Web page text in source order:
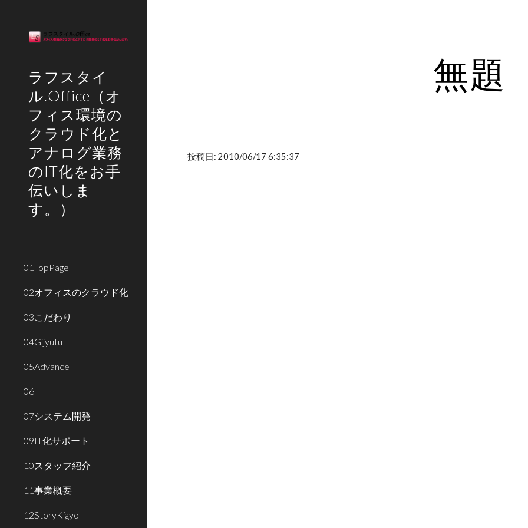
ラフスタイ
ル.Office（オ
フィス環境の
クラウド化と
アナログ業務
のIT化をお手
伝いしま
す。）
01TopPage
02オフィスのクラウド化
03こだわり
04Gijyutu
05Advance
06
07システム開発
09IT化サポート
10スタッフ紹介
11事業概要
12StoryKigyo
無題
投稿日: 2010/06/17 6:35:37